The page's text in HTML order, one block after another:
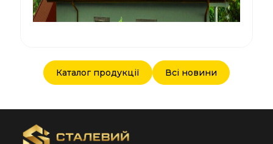
Каталог продукції Всі новини